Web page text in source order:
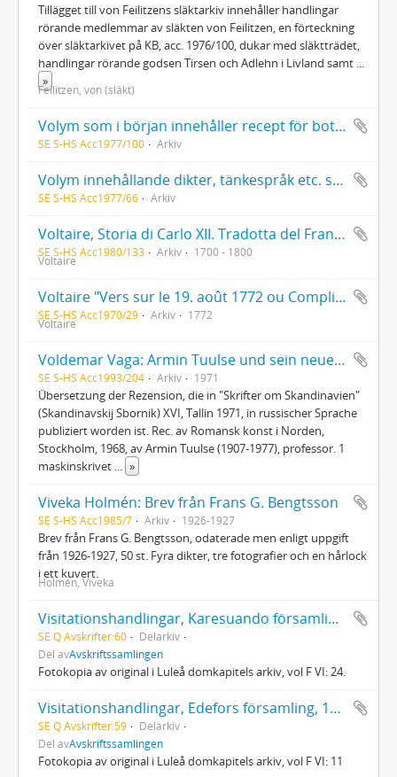
Tillägget till von Feilitzens släktarkiv innehåller handlingar
rörande medlemmar av släkten von Feilitzen, en förteckning
över släktarkivet på KB, acc. 1976/100, dukar med släktträdet,
handlingar rörande godsen Tirsen och Adlehn i Livland samt
»
Feilitzen, von (släkt)
Volym som i början innehåller recept för bot av sjuka hästar (1700-tal), därefter en kassabok 1862-1866
SE S-HS Acc1977/100 Arkiv
Volym innehållande dikter, tänkespråk etc. som gått i släkterna Biengrääler, Schultze, Prinz och Hultstrand; Folkskollärarinnan i Skönberga församling, Östergötland, Amanda Karlssons (4/5 1867 - 9/12 1925) anteckningsböcker i pedagogik och metodik 1888-1889 samt tre uppsatser av densamma.
SE S-HS Acc1977/66 Arkiv
Voltaire, Storia di Carlo XII. Tradotta del Francese. Handskrift från 1700-talet
SE S-HS Acc1980/133 Arkiv 1700 - 1800
Voltaire
Voltaire "Vers sur le 19. août 1772 ou Compliment à sa Majesté le Roi de Suede" (kopia)
SE S-HS Acc1970/29 Arkiv 1772
Voltaire
Voldemar Vaga: Armin Tuulse und sein neues Buch
SE S-HS Acc1993/204 Arkiv 1971
Übersetzung der Rezension, die in "Skrifter om Skandinavien"
(Skandinavskij Sbornik) XVI, Tallin 1971, in russischer Sprache
publiziert worden ist. Rec. av Romansk konst i Norden,
Stockholm, 1968, av Armin Tuulse (1907-1977), professor. 1
maskinskrivet
»
Viveka Holmén: Brev från Frans G. Bengtsson
SE S-HS Acc1985/7 Arkiv 1926-1927
Brev från Frans G. Bengtsson, odaterade men enligt uppgift
från 1926-1927, 50 st. Fyra dikter, tre fotografier och en hårlock
i ett kuvert.
Holmén, Viveka
Visitationshandlingar, Karesuando församling, 1905
SE Q Avskrifter:60
Delarkiv
Del avAvskriftssamlingen
Fotokopia av original i Luleå domkapitels arkiv, vol F VI: 24.
Visitationshandlingar, Edefors församling, 1906
SE Q Avskrifter:59
Delarkiv
Del avAvskriftssamlingen
Fotokopia av original i Luleå domkapitels arkiv, vol F VI: 11